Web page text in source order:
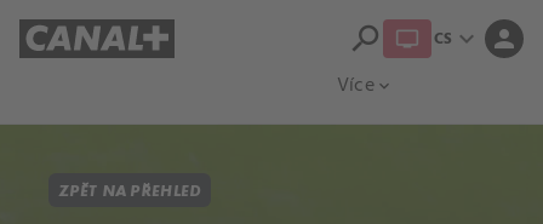
Více expand_more
search CS expand_more person
ZPĚT NA PŘEHLED